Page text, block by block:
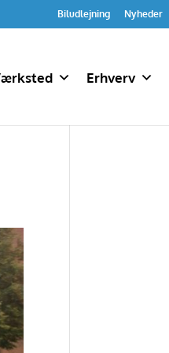
Biludlejning Nyheder
Erhverv